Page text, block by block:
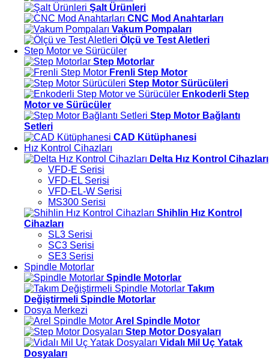
Şalt Ürünleri
CNC Mod Anahtarları
Vakum Pompaları
Ölçü ve Test Aletleri
Step Motor ve Sürücüler
Step Motorlar
Frenli Step Motor
Step Motor Sürücüleri
Enkoderli Step
Motor ve Sürücüler
Step Motor Bağlantı
Setleri
CAD Kütüphanesi
Hız Kontrol Cihazları
Delta Hız Kontrol Cihazları
VFD-E Serisi
VFD-EL Serisi
VFD-EL-W Serisi
MS300 Serisi
Shihlin Hız Kontrol
Cihazları
SL3 Serisi
SC3 Serisi
SE3 Serisi
Spindle Motorlar
Spindle Motorlar
Takım
Değiştirmeli Spindle Motorlar
Dosya Merkezi
Arel Spindle Motor
Step Motor Dosyaları
Vidalı Mil Uç Yatak
Dosyaları